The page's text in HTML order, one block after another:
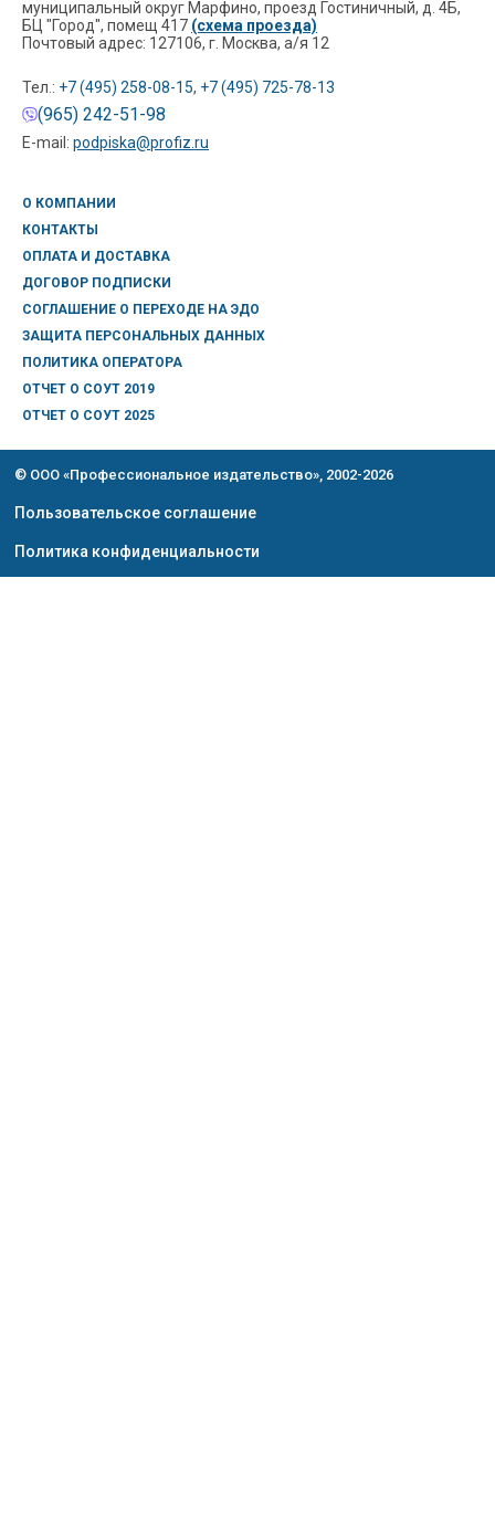
муниципальный округ Марфино, проезд Гостиничный, д. 4Б,
БЦ "Город", помещ 417 (схема проезда)
Почтовый адрес: 127106, г. Москва, а/я 12
Тел.: +7 (495) 258-08-15, +7 (495) 725-78-13
(965) 242-51-98
E-mail: podpiska@profiz.ru
О КОМПАНИИ
КОНТАКТЫ
ОПЛАТА И ДОСТАВКА
ДОГОВОР ПОДПИСКИ
СОГЛАШЕНИЕ О ПЕРЕХОДЕ НА ЭДО
ЗАЩИТА ПЕРСОНАЛЬНЫХ ДАННЫХ
ПОЛИТИКА ОПЕРАТОРА
ОТЧЕТ О СОУТ 2019
ОТЧЕТ О СОУТ 2025
© ООО «Профессиональное издательство», 2002-2026
Пользовательское соглашение
Политика конфиденциальности